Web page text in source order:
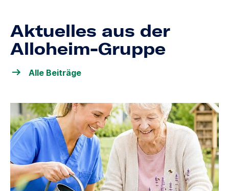
Aktuelles aus der
Alloheim-Gruppe
Alle Beiträge